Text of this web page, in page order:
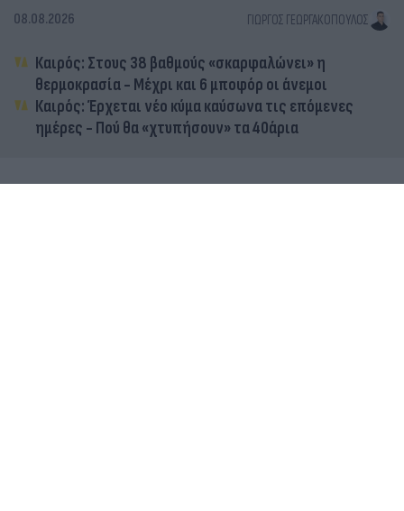
08.08.2026 ΓΙΏΡΓΟΣ ΓΕΩΡΓΑΚΌΠΟΥΛΟΣ
Καιρός: Στους 38 βαθμούς «σκαρφαλώνει» η
θερμοκρασία - Μέχρι και 6 μποφόρ οι άνεμοι
Καιρός: Έρχεται νέο κύμα καύσωνα τις επόμενες
ημέρες - Πού θα «χτυπήσουν» τα 40άρια